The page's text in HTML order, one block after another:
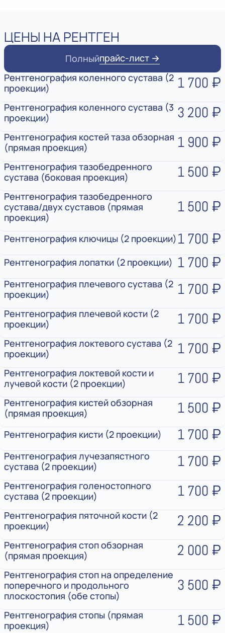
ЦЕНЫ НА РЕНТГЕН
Полныйпрайс-лист →
Рентгенография коленного сустава (2
проекции)
1 700 ₽
Рентгенография коленного сустава (3
проекции)
3 200 ₽
Рентгенография костей таза обзорная
(прямая проекция)
1 900 ₽
Рентгенография тазобедренного
сустава (боковая проекция)
1 500 ₽
Рентгенография тазобедренного
сустава/двух суставов (прямая
проекция)
1 500 ₽
Рентгенография ключицы (2 проекции) 1 700 ₽
Рентгенография лопатки (2 проекции) 1 700 ₽
Рентгенография плечевого сустава (2
проекции)
1 700 ₽
Рентгенография плечевой кости (2
проекции)
1 700 ₽
Рентгенография локтевого сустава (2
проекции)
1 700 ₽
Рентгенография локтевой кости и
лучевой кости (2 проекции)
1 700 ₽
Рентгенография кистей обзорная
(прямая проекция)
1 500 ₽
Рентгенография кисти (2 проекции) 1 700 ₽
Рентгенография лучезапястного
сустава (2 проекции)
1 700 ₽
Рентгенография голеностопного
сустава (2 проекции)
1 700 ₽
Рентгенография пяточной кости (2
проекции)
2 200 ₽
Рентгенография стоп обзорная
(прямая проекция)
2 000 ₽
Рентгенография стоп на определение
поперечного и продольного
плоскостопия (обе стопы)
3 500 ₽
Рентгенография стопы (прямая
проекция)
1 500 ₽